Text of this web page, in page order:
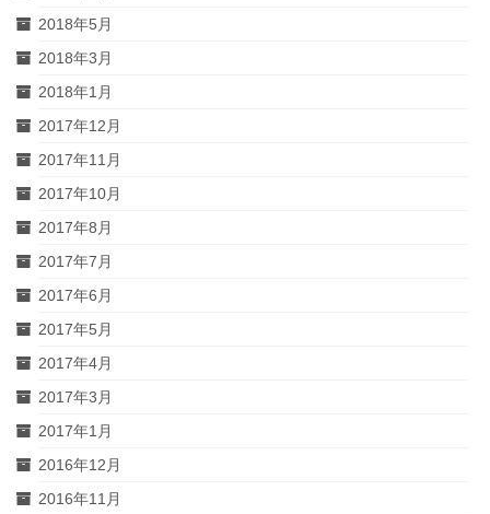
2018年5月
2018年3月
2018年1月
2017年12月
2017年11月
2017年10月
2017年8月
2017年7月
2017年6月
2017年5月
2017年4月
2017年3月
2017年1月
2016年12月
2016年11月